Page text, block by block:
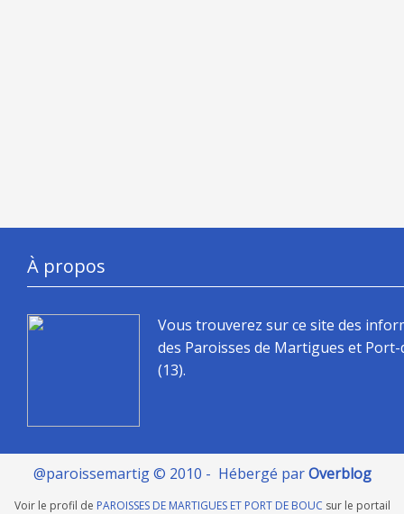
À propos
Vous trouverez sur ce site des
des Paroisses de Martigues et
(13).
@paroissemartig © 2010 - Hébergé parOverblog
Voir le profil de PAROISSES DE MARTIGUES ET PORT DE BOUC sur le portail